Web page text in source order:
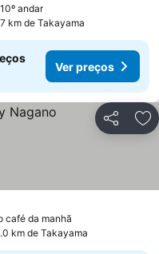
andar
km de Takayama
Ver preços
Partilhar
café da manhã
km de Takayama